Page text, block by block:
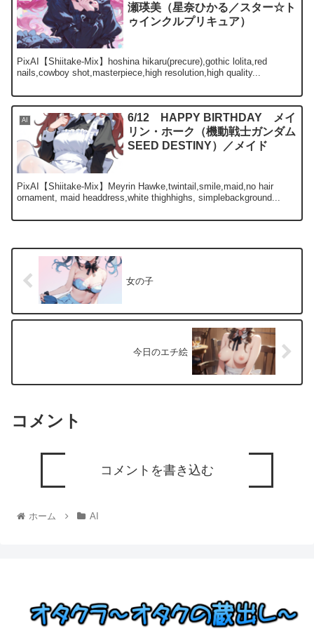
瀬瑛美（星奈ひかる／スター☆ト
ゥインクルプリキュア）
PixAI【Shiitake-Mix】hoshina hikaru(precure),gothic lolita,red
nails,cowboy shot,masterpiece,high resolution,high quality...
AI
6/12 HAPPY BIRTHDAY メイ
リン・ホーク（機動戦士ガンダム
SEED DESTINY）／メイド
PixAI【Shiitake-Mix】Meyrin Hawke,twintail,smile,maid,no hair
ornament, maid headdress,white thighhighs, simplebackground...
女の子
今日のエチ絵
コメント
コメントを書き込む
ホーム AI